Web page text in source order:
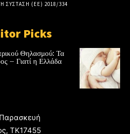
(ΕΕ) 2018/334
Picks
Θηλασμού: Τα
– Γιατί η Ελλάδα
TK17455